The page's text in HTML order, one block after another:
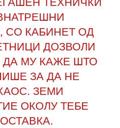
СО КАБИНЕТ ОД
ДОЗВОЛИ
МУ КАЖЕ ШТО
ЗА ДА НЕ
ЗЕМИ
ОКОЛУ ТЕБЕ